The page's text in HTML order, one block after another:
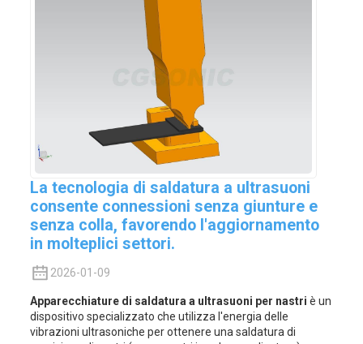
La tecnologia di saldatura a ultrasuoni
consente connessioni senza giunture e
senza colla, favorendo l'aggiornamento
in molteplici settori.
2026-01-09
Apparecchiature di saldatura a ultrasuoni per nastri è un
dispositivo specializzato che utilizza l'energia delle
vibrazioni ultrasoniche per ottenere una saldatura di